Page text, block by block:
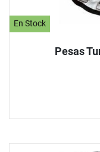
En Stock
Pesas